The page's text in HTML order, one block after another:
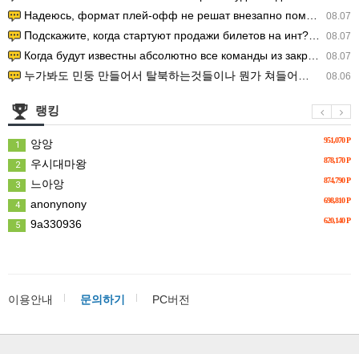
08.07
Надеюсь, формат плей-офф не решат внезапно поменять. https:/…
08.07
Подскажите, когда стартуют продажи билетов на инт? https://g…
08.07
Когда будут известны абсолютно все команды из закрытых квали…
08.06
누가봐도 민둥 만들어서 탈북하는것들이나 뭔가 쳐들어오는 낌새를 미리 알아차리기 위함이지 저걸 전쟁준비라고 하…
랭킹
951,070 P
1 앙앙
878,170 P
2 우시대마왕
874,790 P
3 느아앙
698,810 P
4 anonynony
620,140 P
5 9a330936
이용안내 문의하기 PC버전